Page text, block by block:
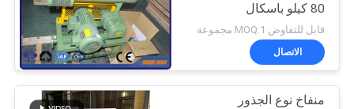
80 كيلو باسكال
قابل للتفاوض MOQ:1 مجموعة
الاتصال
منفاخ نوع الجذور